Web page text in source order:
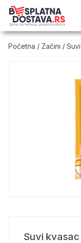
Početna / Začini /
Suvi kvasac